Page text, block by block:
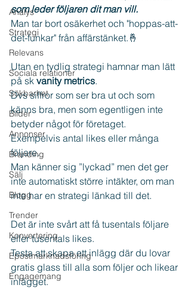
Analys
Strategi
Relevans
Sociala relationer
Sökbarhet
Bilder
Annonser
Branding
Sälj
Blogg
Trender
Konvertering
Epostmarknadsföring
Engagemang
som leder följaren dit man vill.
Man tar bort osäkerhet och "hoppas-att-
det-funkar" från affärstänket.🤞
Utan en tydlig strategi hamnar man lätt
på sk vanity metrics.
Dvs siffror som ser bra ut och som
känns bra, men som egentligen inte
betyder något för företaget.
Exempelvis antal likes eller många
följare.
Man känner sig ”lyckad” men det ger
inte automatiskt större intäkter, om man
inte har en strategi länkad till det.
Det är inte svårt att få tusentals följare
eller tusentals likes.
Testa att skapa ett inlägg där du lovar
gratis glass till alla som följer och likear
inlägget.